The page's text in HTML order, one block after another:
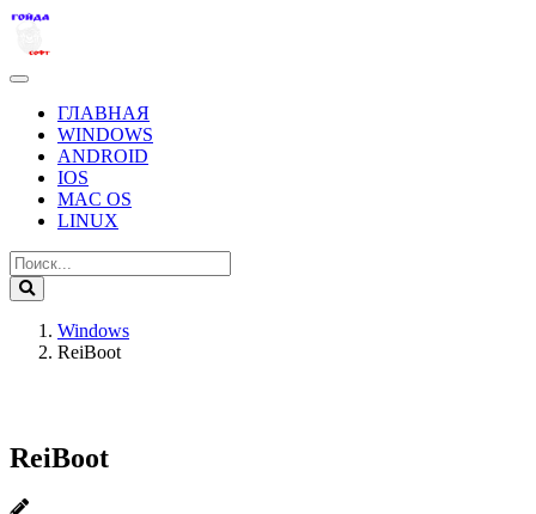
ГЛАВНАЯ
WINDOWS
ANDROID
IOS
MAC OS
LINUX
Windows
ReiBoot
ReiBoot